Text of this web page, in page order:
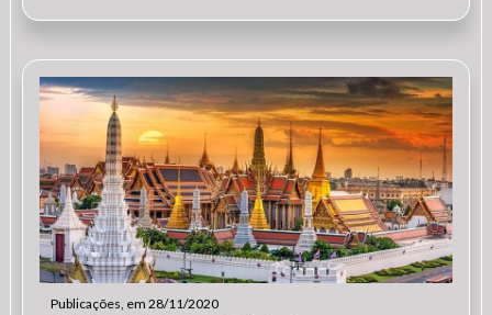
Publicações, em 28/11/2020